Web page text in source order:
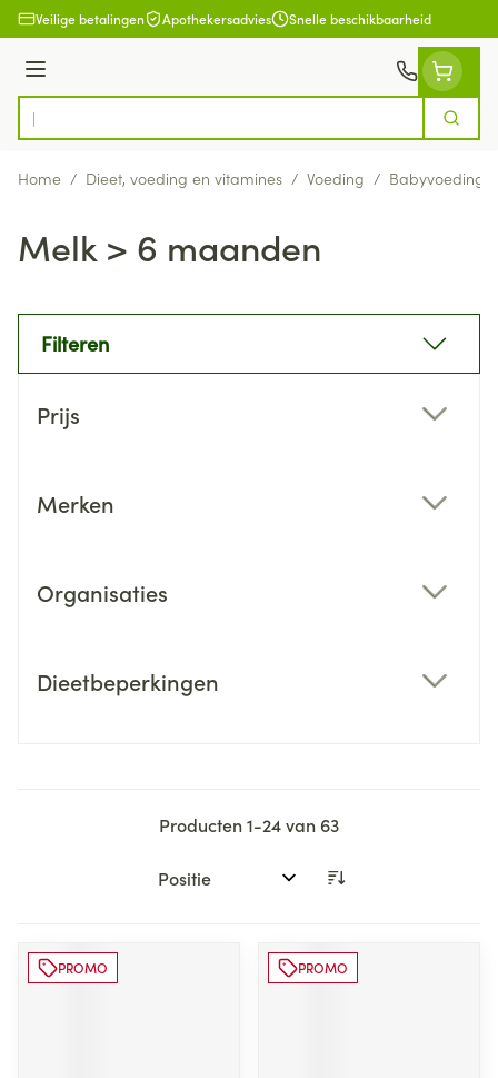
Ga naar de inhoud
Veilige betalingen Apothekersadvies Snelle beschikbaarheid
Menu
Product, merk, categorie...
Zoek
Home / Dieet, voeding en vitamines / Voeding / Babyvoeding
Melk > 6 maanden
Filteren
Prijs
Merken
Organisaties
Dieetbeperkingen
Producten1-24van 63
Sorteer op:
PROMO PROMO